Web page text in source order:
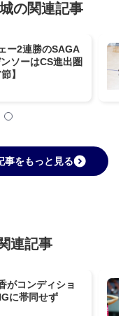
の関連記事
ー2連勝のSAGA
ソーはCS進出圏
】
事をもっと見る
連記事
がコンディショ
に帯同せず